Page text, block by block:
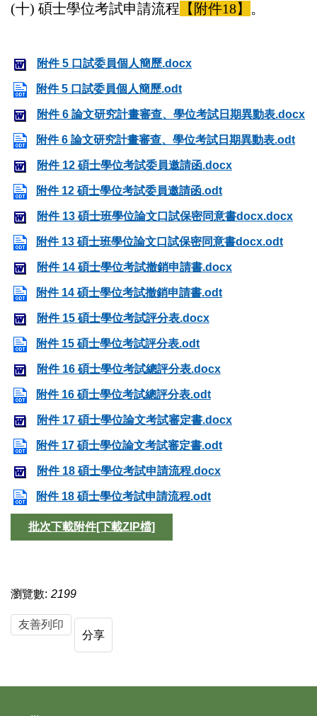
(十) 碩士學位考試申請流程 【附件18】 。
附件 5 口試委員個人簡歷.docx
附件 5 口試委員個人簡歷.odt
附件 6 論文研究計畫審查、學位考試日期異動表.docx
附件 6 論文研究計畫審查、學位考試日期異動表.odt
附件 12 碩士學位考試委員邀請函.docx
附件 12 碩士學位考試委員邀請函.odt
附件 13 碩士班學位論文口試保密同意書docx.docx
附件 13 碩士班學位論文口試保密同意書docx.odt
附件 14 碩士學位考試撤銷申請書.docx
附件 14 碩士學位考試撤銷申請書.odt
附件 15 碩士學位考試評分表.docx
附件 15 碩士學位考試評分表.odt
附件 16 碩士學位考試總評分表.docx
附件 16 碩士學位考試總評分表.odt
附件 17 碩士學位論文考試審定書.docx
附件 17 碩士學位論文考試審定書.odt
附件 18 碩士學位考試申請流程.docx
附件 18 碩士學位考試申請流程.odt
批次下載附件[下載ZIP檔]
瀏覽數: 2199
友善列印
分享